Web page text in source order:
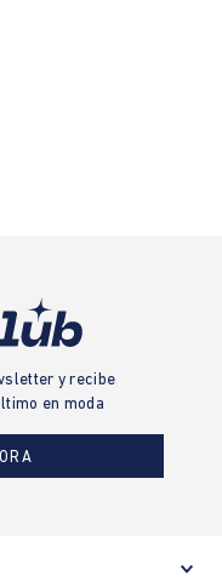
y recibe
en moda